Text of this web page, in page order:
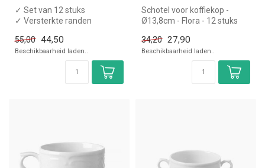
✓ Set van 12 stuks
✓ Versterkte randen
✓ Ø8,2cm
x Excl...
55,00 44,50
Beschikbaarheid laden..
Schotel voor koffiekop -
Ø13,8cm - Flora - 12 stuks
34,20 27,90
Beschikbaarheid laden..